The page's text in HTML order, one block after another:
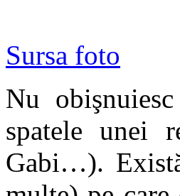
Sursa foto
Nu
spatele unei
Gabi…).